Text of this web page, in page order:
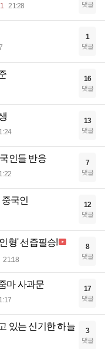
21:28 댓글
1
댓글
16
댓글
13
댓글
인들 반응 7
댓글
국인 12
댓글
형' 선즙필승!
21:18
8
댓글
마 사과문 17
댓글
있는 신기한 하늘
3
댓글